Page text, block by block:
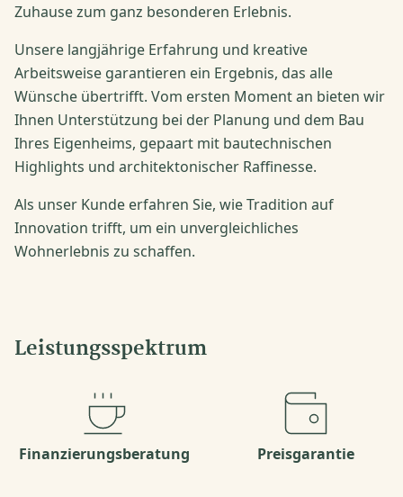
Zuhause zum ganz besonderen Erlebnis.
Unsere langjährige Erfahrung und kreative
Arbeitsweise garantieren ein Ergebnis, das alle
Wünsche übertrifft. Vom ersten Moment an bieten wir
Ihnen Unterstützung bei der Planung und dem Bau
Ihres Eigenheims, gepaart mit bautechnischen
Highlights und architektonischer Raffinesse.
Als unser Kunde erfahren Sie, wie Tradition auf
Innovation trifft, um ein unvergleichliches
Wohnerlebnis zu schaffen.
Leistungsspektrum
Finanzierungsberatung Preisgarantie